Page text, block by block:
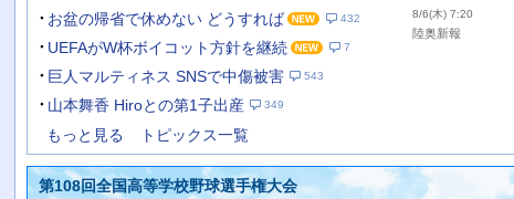
お盆の帰省で休めない どうすれば 432
UEFAがW杯ボイコット方針を継続 7
巨人マルティネス SNSで中傷被害 543
山本舞香 Hiroとの第1子出産 349
8/6(木) 7:20
陸奥新報
もっと見る トピックス一覧
第108回全国高等学校野球選手権大会